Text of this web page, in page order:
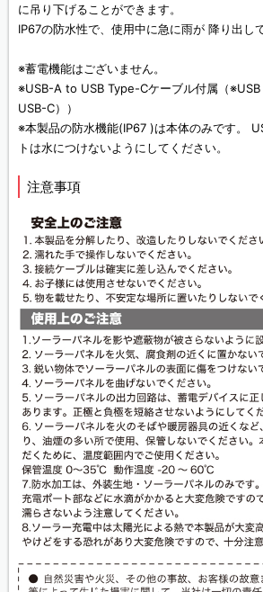
に吊り下げることができます。
IP67の防水性で、使用中に急に雨が 降り出し
※蓄電機能はございません。
※USB-A to USB Type-Cケーブル付属（
USB-C））
※本製品の防水機能(IP67 )は本体のみです。
トは水につけないようにしてください。
注意事項